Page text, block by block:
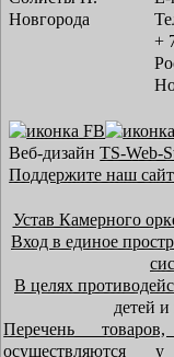
+
Веб-дизайнTS-Web-
Поддержите наш
Устав Камерного
Вход в единое
В целях
детей и
Перечень
осуществляются